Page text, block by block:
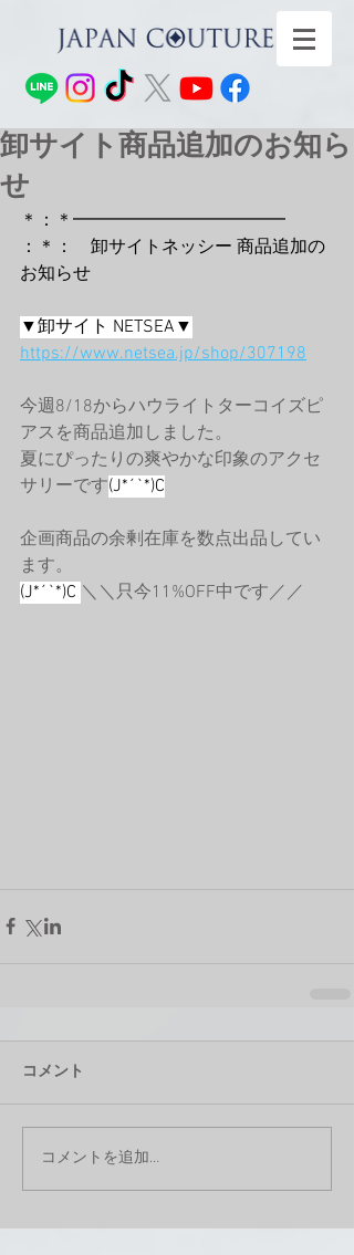
卸サイト商品追加のお知ら
せ
＊：＊━━━━━━━━━━━━
：＊：　卸サイトネッシー 商品追加の
お知らせ
▼卸サイト NETSEA▼
https://www.netsea.jp/shop/307198
今週8/18からハウライトターコイズピ
アスを商品追加しました。
夏にぴったりの爽やかな印象のアクセ
サリーです(J*´`*)C
企画商品の余剰在庫を数点出品してい
ます。
(J*´`*)C ＼＼只今11%OFF中です／／
コメント
コメントを追加…